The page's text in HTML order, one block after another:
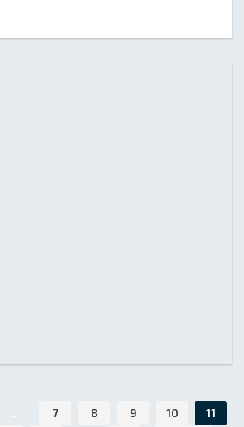
7 8 9 10
11